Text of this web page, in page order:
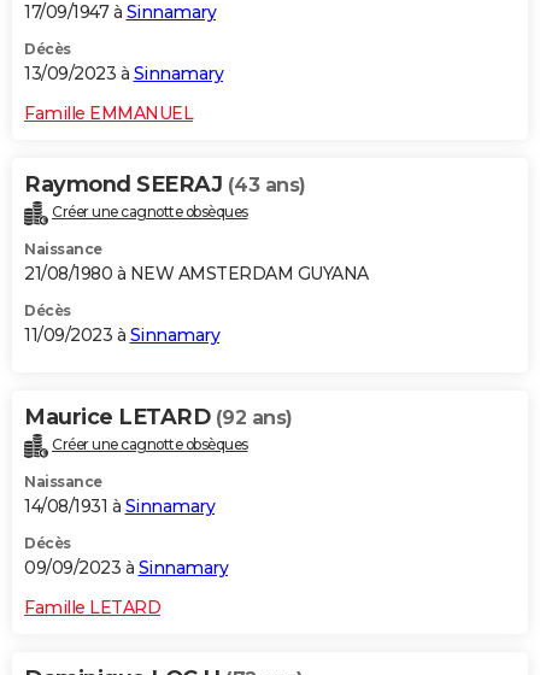
17/09/1947 à Sinnamary
Décès
13/09/2023 à Sinnamary
Famille EMMANUEL
Raymond SEERAJ (43 ans)
Créer une cagnotte obsèques
Naissance
21/08/1980 à NEW AMSTERDAM GUYANA
Décès
11/09/2023 à Sinnamary
Maurice LETARD (92 ans)
Créer une cagnotte obsèques
Naissance
14/08/1931 à Sinnamary
Décès
09/09/2023 à Sinnamary
Famille LETARD